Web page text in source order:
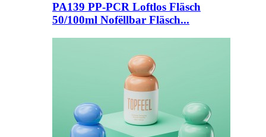
PA139 PP-PCR Loftlos Fläsch
50/100ml Nofëllbar Fläsch...